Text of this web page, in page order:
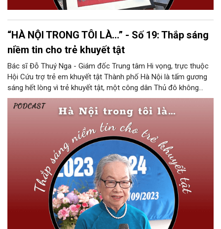
“HÀ NỘI TRONG TÔI LÀ…” - Số 19: Thắp sáng
niềm tin cho trẻ khuyết tật
Bác sĩ Đỗ Thuý Nga - Giám đốc Trung tâm Hi vọng, trực thuộc
Hội Cứu trợ trẻ em khuyết tật Thành phố Hà Nội là tấm gương
sáng hết lòng vì trẻ khuyết tật, một công dân Thủ đô không
ngừng nỗ lực để không trẻ em nào bị bỏ lại phía sau.